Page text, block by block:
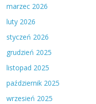
marzec 2026
luty 2026
styczeń 2026
grudzień 2025
listopad 2025
październik 2025
wrzesień 2025